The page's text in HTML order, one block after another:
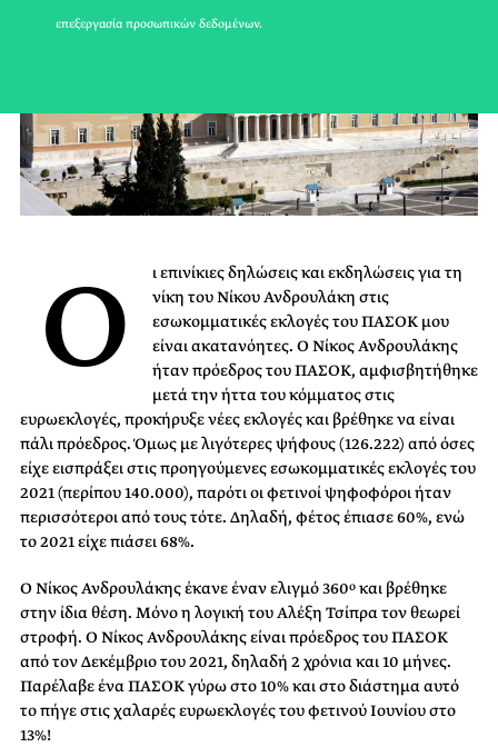
Ο
ι επινίκιες δηλώσεις και εκδηλώσεις για τη
νίκη του Νίκου Ανδρουλάκη στις
εσωκομματικές εκλογές του ΠΑΣΟΚ μου
είναι ακατανόητες. Ο Νίκος Ανδρουλάκης
ήταν πρόεδρος του ΠΑΣΟΚ, αμφισβητήθηκε
μετά την ήττα του κόμματος στις
ευρωεκλογές, προκήρυξε νέες εκλογές και βρέθηκε να είναι
πάλι πρόεδρος. Όμως με λιγότερες ψήφους (126.222) από όσες
είχε εισπράξει στις προηγούμενες εσωκομματικές εκλογές του
2021 (περίπου 140.000), παρότι οι φετινοί ψηφοφόροι ήταν
περισσότεροι από τους τότε. Δηλαδή, φέτος έπιασε 60%, ενώ
το 2021 είχε πιάσει 68%.
Ο Νίκος Ανδρουλάκης έκανε έναν ελιγμό 360ο και βρέθηκε
στην ίδια θέση. Μόνο η λογική του Αλέξη Τσίπρα τον θεωρεί
στροφή. Ο Νίκος Ανδρουλάκης είναι πρόεδρος του ΠΑΣΟΚ
από τον Δεκέμβριο του 2021, δηλαδή 2 χρόνια και 10 μήνες.
Παρέλαβε ένα ΠΑΣΟΚ γύρω στο 10% και στο διάστημα αυτό
το πήγε στις χαλαρές ευρωεκλογές του φετινού Ιουνίου στο
13%!
επεξεργασία προσωπικών δεδομένων.